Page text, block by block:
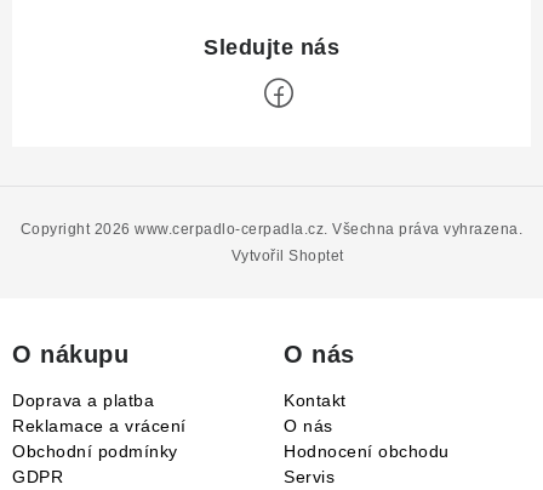
Vytvořil Shoptet
Copyright 2026www.cerpadlo-cerpadla.cz . Všechna práva vyhrazena.
O nákupu
Doprava a platba
Reklamace a vrácení
Obchodní podmínky
GDPR
O nás
Kontakt
O nás
Hodnocení obchodu
Servis